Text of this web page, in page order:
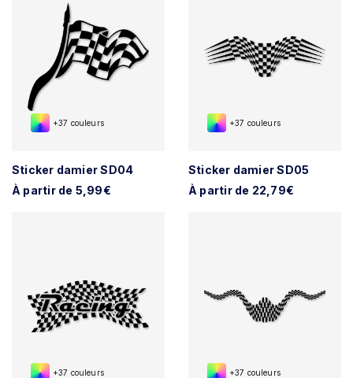
+37 couleurs
Sticker damier SD04
À partir de 5,99€
+37 couleurs
Sticker damier SD05
À partir de 22,79€
+37 couleurs +37 couleurs